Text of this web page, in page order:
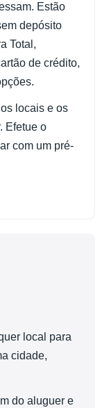
Estão
depósito
Total,
de crédito,
locais e os
Efetue o
com um pré-
local para
cidade,
do aluguer e